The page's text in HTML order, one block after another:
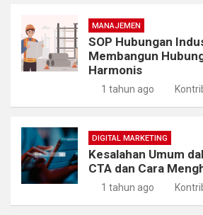
MANAJEMEN
SOP Hubungan
Membangun
Harmonis
1 tahun ago
DIGITAL MARKETING
Kesalahan Umum
CTA dan Cara
1 tahun ago